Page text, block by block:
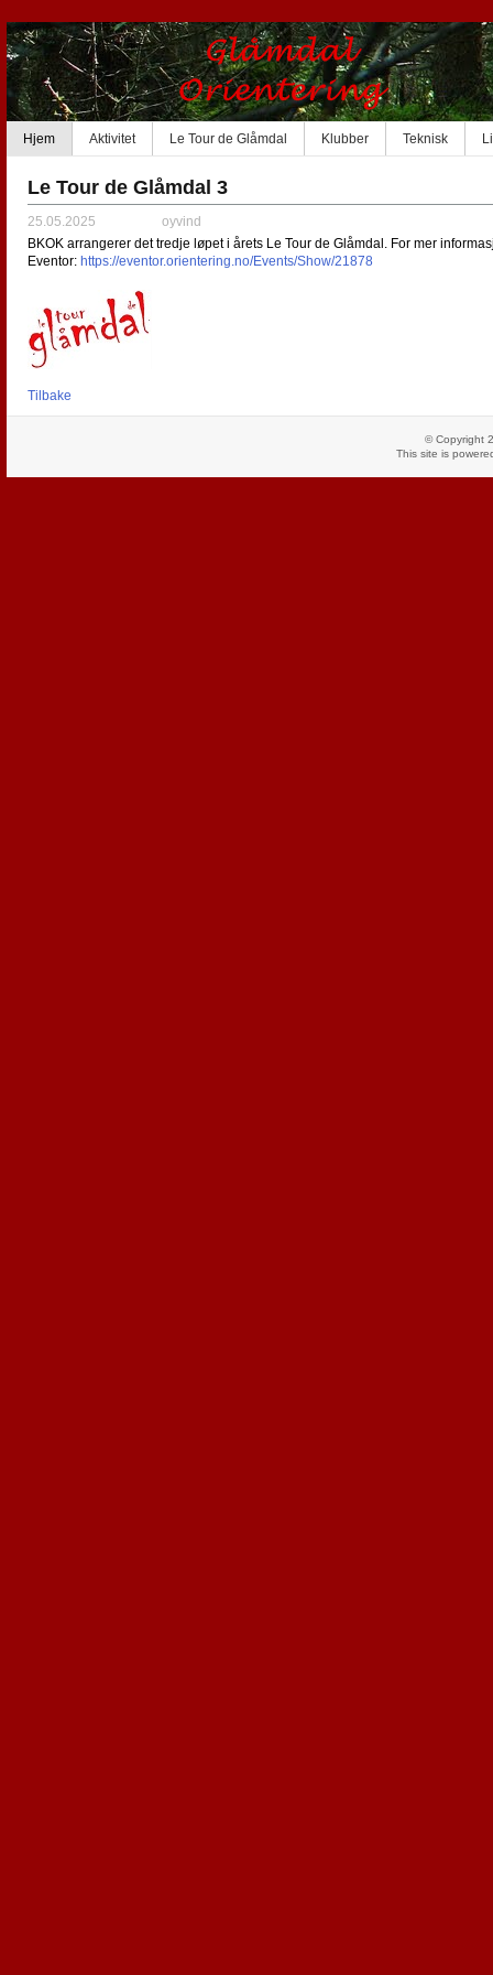
Hjem Aktivitet Le Tour de Glåmdal Klubber Teknisk
Le Tour de Glåmdal 3
25.05.2025
oyvind
BKOK arrangerer det tredje løpet i årets Le Tour de Glåmdal. For mer
Eventor: https://eventor.orientering.no/Events/Show/21878
Tilbake
© Copyright
This site is